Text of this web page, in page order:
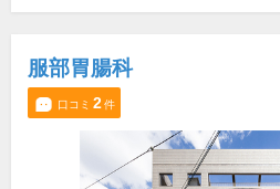
服部胃腸科
口コミ 2件